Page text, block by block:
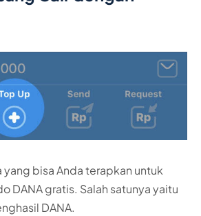
bisa Anda terapkan untuk
DANA gratis. Salah satunya yaitu
DANA.